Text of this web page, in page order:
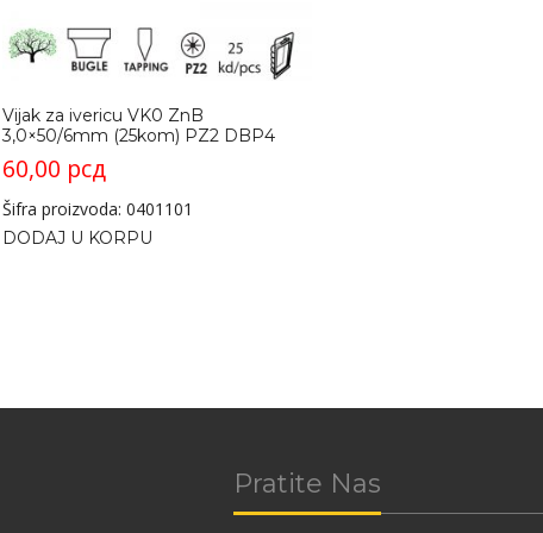
Vijak za ivericu VK0 ZnB
3,0×50/6mm (25kom) PZ2 DBP4
60,00 рсд
Šifra proizvoda: 0401101
DODAJ U KORPU
Pratite Nas